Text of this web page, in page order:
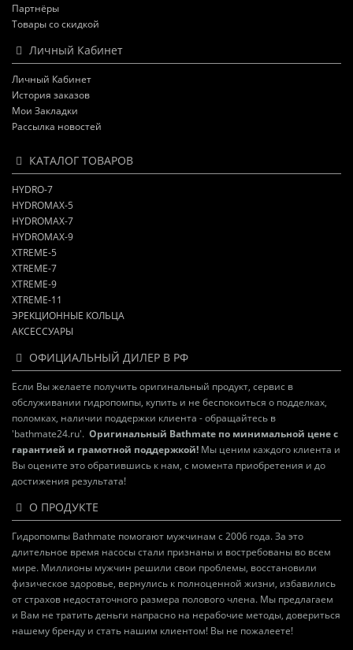
Партнёры
Товары со скидкой
Личный Кабинет
Личный Кабинет
История заказов
Мои Закладки
Рассылка новостей
КАТАЛОГ ТОВАРОВ
HYDRO-7
HYDROMAX-5
HYDROMAX-7
HYDROMAX-9
XTREME-5
XTREME-7
XTREME-9
XTREME-11
ЭРЕКЦИОННЫЕ КОЛЬЦА
АКСЕССУАРЫ
ОФИЦИАЛЬНЫЙ ДИЛЕР В РФ
Если Вы желаете получить оригинальный продукт, сервис в
обслуживании гидропомпы, купить и не беспокоиться о подделках,
поломках, наличии поддержки клиента - обращайтесь в
'bathmate24.ru'. Оригинальный Bathmate по минимальной цене с
гарантией и грамотной поддержкой! Мы ценим каждого клиента и
Вы оцените это обратившись к нам, с момента приобретения и до
достижения результата!
О ПРОДУКТЕ
Гидропомпы Bathmate помогают мужчинам с 2006 года. За это
длительное время насосы стали признаны и востребованы во всем
мире. Миллионы мужчин решили свои проблемы, восстановили
физическое здоровье, вернулись к полноценной жизни, избавились
от страхов недостаточного размера полового члена. Мы предлагаем
и Вам не тратить деньги напрасно на нерабочие методы, довериться
нашему бренду и стать нашим клиентом! Вы не пожалеете!